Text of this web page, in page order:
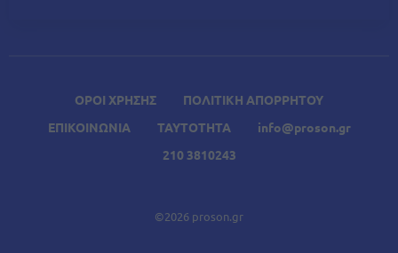
ΟΡΟΙ ΧΡΗΣΗΣ
ΠΟΛΙΤΙΚΗ ΑΠΟΡΡΗΤΟΥ
ΕΠΙΚΟΙΝΩΝΙΑ
ΤΑΥΤΟΤΗΤΑ
info@proson.gr
210 3810243
©2026 proson.gr